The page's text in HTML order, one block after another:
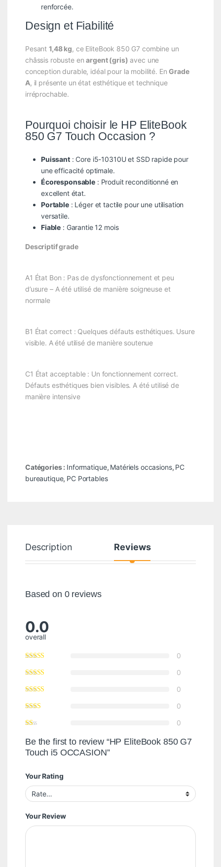
renforcée.
Design et Fiabilité
Pesant1,48 kg, ce EliteBook 850 G7 combine un
châssis robuste enargent (gris) avec une
conception durable, idéal pour la mobilité. EnGrade
A, il présente un état esthétique et technique
irréprochable.
Pourquoi choisir le HP EliteBook
850 G7 Touch Occasion ?
Puissant: Core i5-10310U et SSD rapide pour
une efficacité optimale.
Écoresponsable : Produit reconditionné en
excellent état.
Portable: Léger et tactile pour une utilisation
versatile.
Fiable : Garantie 12 mois
Descriptif grade
A1 État Bon : Pas de dysfonctionnement et peu
d’usure – A été utilisé de manière soigneuse et
normale
B1 État correct : Quelques défauts esthétiques. Usure
visible. A été utilisé de manière soutenue
C1 État acceptable : Un fonctionnement correct.
Défauts esthétiques bien visibles. A été utilisé de
manière intensive
Catégories : Informatique, Matériels occasions, PC
bureautique, PC Portables
Description Reviews
Based on 0 reviews
0.0
overall
0
0
0
0
0
Be the first to review “HP EliteBook 850 G7
Touch i5 OCCASION”
Your Rating
Your Review